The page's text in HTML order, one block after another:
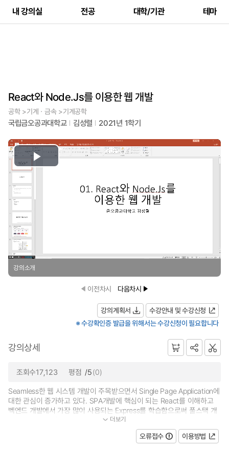
내 강의실 전공 대학/기관 테마
React와 Node.Js를 이용한 웹 개발
공학 >기계ㆍ금속 >기계공학
국립금오공과대학교 김성렬 2021년 1학기
Play
강의소개
이전차시 다음차시
강의계획서
수강안내 및 수강신청
※ 수강확인증 발급을 위해서는 수강신청이 필요합니다
강의상세
조회수17,123 평점 /5(0)
Seamless한 웹 시스템 개발이 주목받으면서 Single Page Application에
대한 관심이 증가하고 있다. SPA개발에 핵심이 되는 React를 이해하고
벡엔드 개발에서 가장 많이 사용되는 Express를 학습함으로써 풀스택 개
더보기
오류접수 이용방법